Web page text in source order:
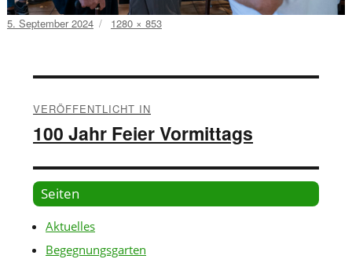
Veröffentlicht
5. September 2024
Volle
1280 × 853
VERÖFFENTLICHT IN
100 Jahr Feier Vormittags
Seiten
Aktuelles
Begegnungsgarten